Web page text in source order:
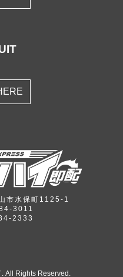
市水保町1125-1
3011
2333
All Rights Reserved.